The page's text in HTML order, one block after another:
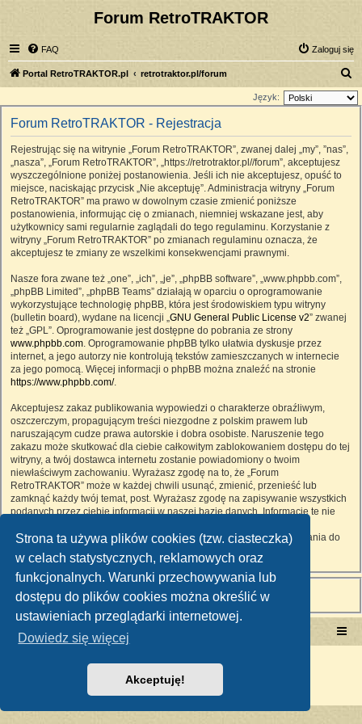
Strona ta używa plików cookies (tzw. ciasteczka)
w celach statystycznych, reklamowych oraz
funkcjonalnych. Warunki przechowywania lub
dostępu do plików cookies można określić w
ustawieniach przeglądarki internetowej.
Dowiedz się więcej
Akceptuję!
Forum RetroTRAKTOR
FAQ Zaloguj się
Portal RetroTRAKTOR.pl retrotraktor.pl/forum
z
Język:
Forum RetroTRAKTOR - Rejestracja
Rejestrując się na witrynie „Forum RetroTRAKTOR”, zwanej dalej „my”, ”nas”,
„nasza”, „Forum RetroTRAKTOR”, „https://retrotraktor.pl//forum”, akceptujesz
wyszczególnione poniżej postanowienia. Jeśli ich nie akceptujesz, opuść to
miejsce, naciskając przycisk „Nie akceptuję”. Administracja witryny „Forum
RetroTRAKTOR” ma prawo w dowolnym czasie zmienić poniższe
postanowienia, informując cię o zmianach, niemniej wskazane jest, aby
użytkownicy sami regularnie zaglądali do tego regulaminu. Korzystanie z
witryny „Forum RetroTRAKTOR” po zmianach regulaminu oznacza, że
akceptujesz te zmiany ze wszelkimi konsekwencjami prawnymi.
Nasze fora zwane też „one”, „ich”, „je”, „phpBB software”, „www.phpbb.com”,
„phpBB Limited”, „phpBB Teams” działają w oparciu o oprogramowanie
wykorzystujące technologię phpBB, która jest środowiskiem typu witryny
(bulletin board), wydane na licencji „GNU General Public License v2” zwanej
też „GPL”. Oprogramowanie jest dostępne do pobrania ze strony
www.phpbb.com. Oprogramowanie phpBB tylko ułatwia dyskusje przez
internet, a jego autorzy nie kontrolują tekstów zamieszczanych w internecie
za jego pomocą. Więcej informacji o phpBB można znaleźć na stronie
https://www.phpbb.com/.
Akceptujesz zakaz publikowania wypowiedzi o charakterze obraźliwym,
oszczerczym, propagującym treści niezgodne z polskim prawem lub
naruszającym cudze prawa autorskie i dobra osobiste. Naruszenie tego
zakazu może skutkować dla ciebie całkowitym zablokowaniem dostępu do tej
witryny, a twój dostawca internetu zostanie powiadomiony o twoim
niewłaściwym zachowaniu. Wyrażasz zgodę na to, że „Forum
RetroTRAKTOR” może w każdej chwili usunąć, zmienić, przenieść lub
zamknąć każdy twój temat, post. Wyrażasz zgodę na zapisywanie wszystkich
podanych przez ciebie informacji w naszej bazie danych. Informacje te nie
RetroTRAKTOR”, ani phpBB nie ponosi odpowiedzialności za włamania do
witryny, podczas których może dojść do kradzieży danych.
Portal RetroTRAKTOR.pl
Polski pakiet językowy dostarcza